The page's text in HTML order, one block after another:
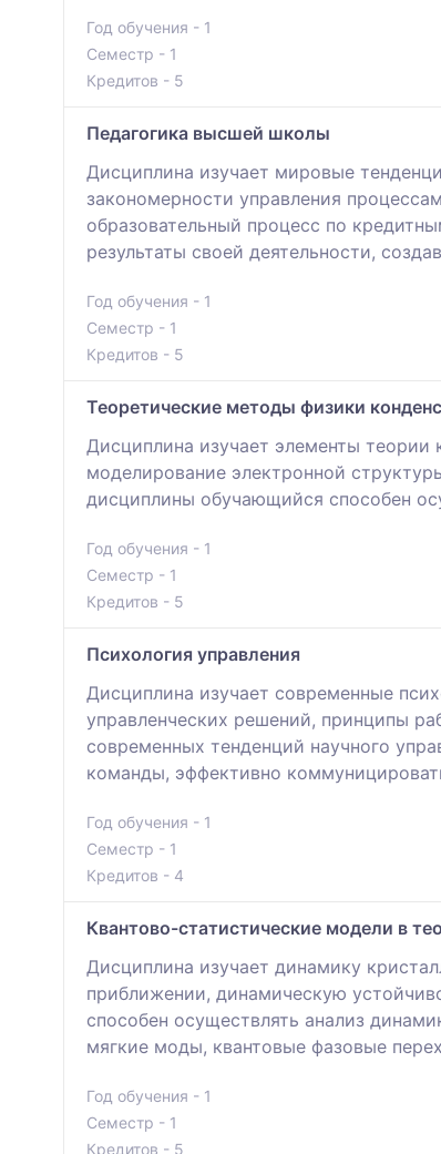
Год обучения - 1
Семестр - 1
Кредитов - 5
Педагогика высшей школы
Дисциплина изучает мировые
закономерности управления
образовательный процесс по
результаты своей деятельности,
Год обучения - 1
Семестр - 1
Кредитов - 5
Теоретические методы физики
Дисциплина изучает элементы теории
моделирование электронной
дисциплины обучающийся способен
Год обучения - 1
Семестр - 1
Кредитов - 5
Психология управления
Дисциплина изучает современные
управленческих решений, принципы
современных тенденций научного
команды, эффективно
Год обучения - 1
Семестр - 1
Кредитов - 4
Квантово-статистические модели в
Дисциплина изучает динамику
приближении, динамическую
способен осуществлять анализ
мягкие моды, квантовые фазовые
Год обучения - 1
Семестр - 1
Кредитов - 5